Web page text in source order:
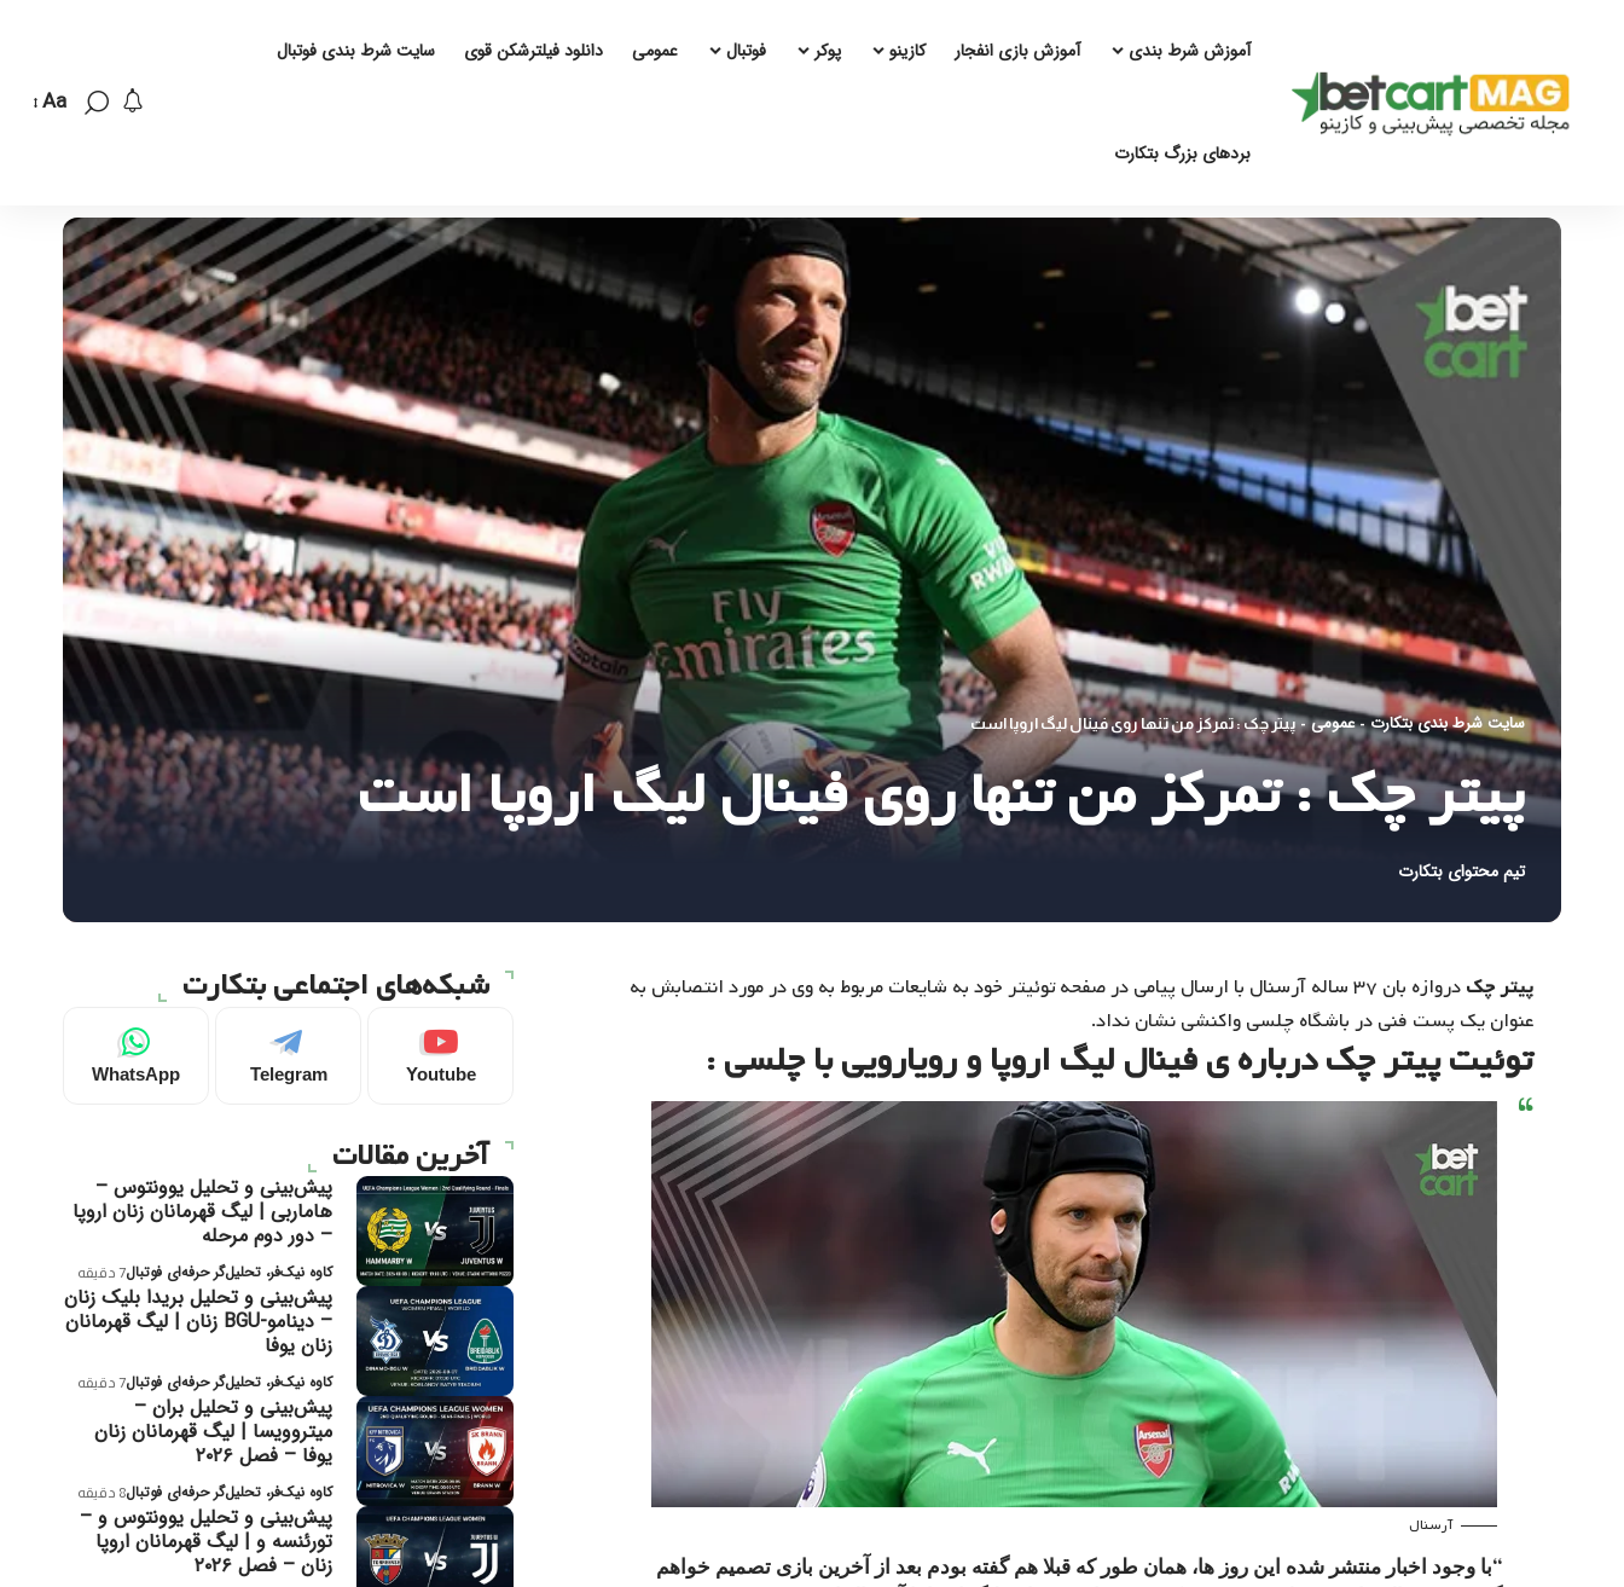
آموزش شرط بندی آموزش بازی انفجار کازینو پوکر فوتبال عمومی دانلود فیلترشکن قوی سایت شرط بندی فوتبال
بردهای بزرگ بتکارت
Aa
سایت شرط بندی بتکارت - عمومی - پیتر چک : تمرکز من تنها روی فینال لیگ اروپا است
پیتر چک : تمرکز من تنها روی فینال لیگ اروپا است
تیم محتوای بتکارت
پیتر چک
دروازه بان ۳۷ ساله آرسنال با ارسال پیامی در صفحه توئیتر خود به شایعات مربوط به وی در مورد انتصابش به
عنوان یک پست فنی در باشگاه چلسی واکنشی نشان نداد.
توئیت پیتر چک درباره ی فینال لیگ اروپا و رویارویی با چلسی :
آرسنال
“با وجود اخبار منتشر شده این روز ها، همان طور که قبلا هم گفته بودم بعد از آخرین بازی تصمیم خواهم
شبکه‌های اجتماعی بتکارت
Youtube
Telegram
WhatsApp
آخرین مقالات
پیش‌بینی و تحلیل یوونتوس –
هاماربی | لیگ قهرمانان زنان اروپا
– دور دوم مرحله
کاوه نیک‌فر، تحلیل‌گر حرفه‌ای فوتبال7 دقیقه
پیش‌بینی و تحلیل بریدا بلیک زنان
– دینامو-BGU زنان | لیگ قهرمانان
زنان یوفا
کاوه نیک‌فر، تحلیل‌گر حرفه‌ای فوتبال7 دقیقه
پیش‌بینی و تحلیل بران –
میتروویسا | لیگ قهرمانان زنان
یوفا – فصل ۲۰۲۶
کاوه نیک‌فر، تحلیل‌گر حرفه‌ای فوتبال8 دقیقه
پیش‌بینی و تحلیل یوونتوس و –
تورئنسه و | لیگ قهرمانان اروپا
زنان – فصل ۲۰۲۶